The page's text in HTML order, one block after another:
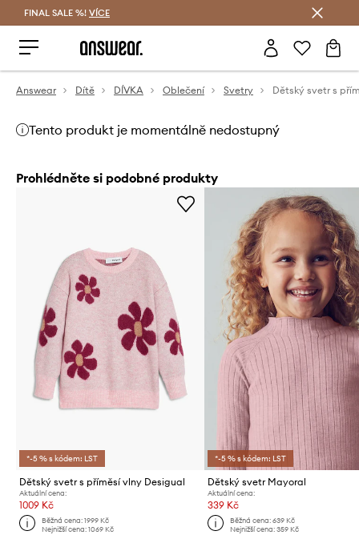
FINAL SALE %! VÍCE
Answear Dítě DÍVKA Oblečení Svetry
Tento produkt je momentálně nedostupný
Prohlédněte si podobné produkty
*-5 % s kódem: LST
Dětský svetr s příměsí vlny Desigual
Aktuální cena:
1009 Kč
Běžná cena:1999 Kč
Nejnižší cena:1069 Kč
*-5 % s kódem: LST
Dětský svetr Mayoral
Aktuální cena:
339 Kč
Běžná cena: 639 Kč
Nejnižší cena: 359 Kč